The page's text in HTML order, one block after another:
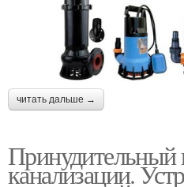
читать дальше →
Принудительный
канализации.